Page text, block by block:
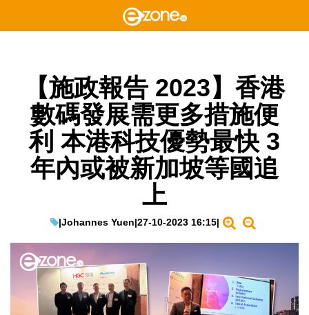
【施政報告 2023】香港
數碼發展需更多措施便
利 本港科技優勢最快 3
年內或被新加坡等國追
上
|Johannes Yuen|27-10-2023 16:15|